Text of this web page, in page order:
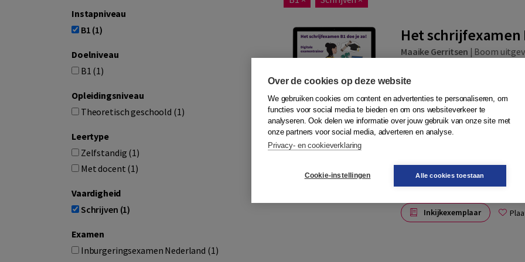
Instapniveau
B1 (1)
Doelniveau
B1 (1)
Opleidingsniveau
Theoretisch geschoold (1)
Leertype
Zelfstandig (1)
Met docent (1)
Vaardigheid
Schrijven (1)
Examen
Inburgeringsexamen Nederland (1)
Het schrijfexamen
Maaike Gerritsen | Boom
digitale schrijfexamentrainer!
en (bijna) op niveau B1 schrijft.
Meer
Online jaarlicentie
ISBN 9789046908983
Direct via e-mail
Inkijkexemplaar
Over de cookies op deze website
We gebruiken cookies om content en advertenties te personaliseren, om
functies voor social media te bieden en om ons websiteverkeer te
analyseren. Ook delen we informatie over jouw gebruik van onze site met
onze partners voor social media, adverteren en analyse.
Privacy- en cookieverklaring
Cookie-instellingen Alle cookies toestaan